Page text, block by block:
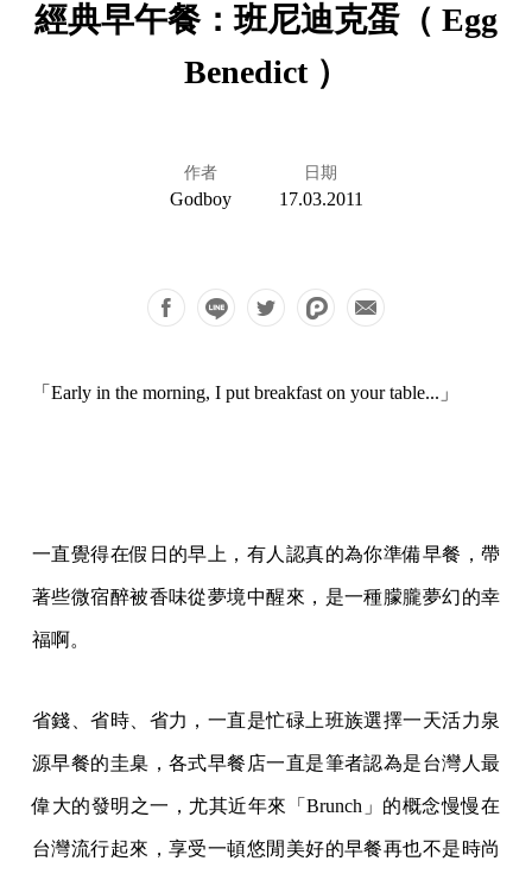
經典早午餐：班尼迪克蛋（ Egg
Benedict ）
作者
Godboy
日期
17.03.2011
「Early in the morning, I put breakfast on your table...」
一直覺得在假日的早上，有人認真的為你準備早餐，帶
著些微宿醉被香味從夢境中醒來，是一種朦朧夢幻的幸
福啊。
省錢、省時、省力，一直是忙碌上班族選擇一天活力泉
源早餐的圭臬，各式早餐店一直是筆者認為是台灣人最
偉大的發明之一，尤其近年來「Brunch」的概念慢慢在
台灣流行起來，享受一頓悠閒美好的早餐再也不是時尚